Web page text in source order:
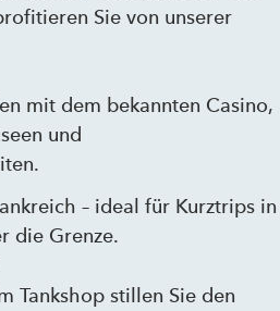
Sie von unserer
mit dem bekannten Casino,
und
– ideal für Kurztrips in
die Grenze.
Tankshop stillen Sie den